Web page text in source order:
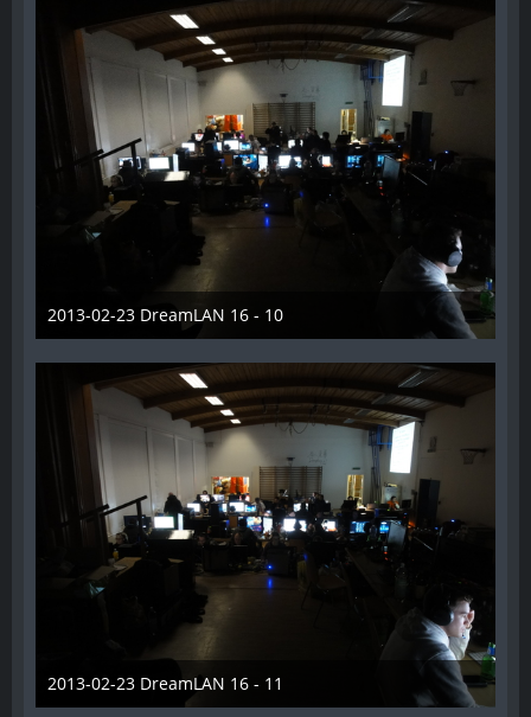
2013-02-23 DreamLAN 16 - 10
7. Juni 2014
2013-02-23 DreamLAN 16 - 11
7. Juni 2014